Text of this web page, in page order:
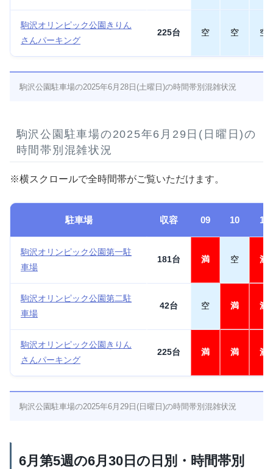
駒沢オリンピック公園きりん
さんパーキング
225台 空 空 空
駒沢公園駐車場の2025年6月28日(土曜日)の時間帯別混雑状況
駒沢公園駐車場の2025年6月29日(日曜日)の
時間帯別混雑状況
※横スクロールで全時間帯がご覧いただけます。
駐車場 収容 09 10 11
駒沢オリンピック公園第一駐
車場
181台 満 空 満
駒沢オリンピック公園第二駐
車場
42台 空 満 満
駒沢オリンピック公園きりん
さんパーキング
225台 満 満 満
駒沢公園駐車場の2025年6月29日(日曜日)の時間帯別混雑状況
6月第5週の6月30日の日別・時間帯別